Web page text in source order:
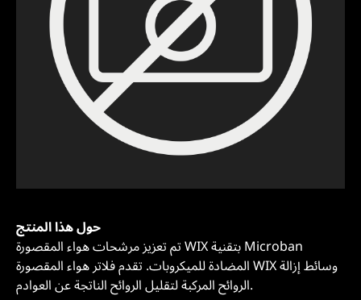
حول هذا المنتج
تم تعزيز مرشحات هواء المقصورة WIX بتقنية Microban
المضادة للميكروبات. تقدم فلاتر هواء المقصورة WIX وسائط إزالة
الروائح المركبة لتقليل الروائح الناتجة عن العوادم.